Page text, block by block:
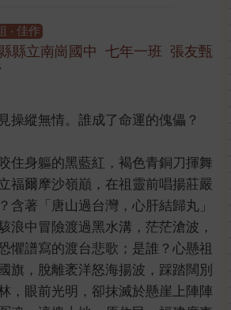
‧ 佳作
縣立南崗國中 七年一班 張友甄
操縱無情。誰成了命運的傀儡？
住身軀的黑藍紅，褐色青銅刀揮舞
福爾摩沙嶺巔，在祖靈前唱揚莊嚴
含著「唐山過台灣，心肝結歸丸」
浪中冒險渡過黑水溝，茫茫滄波，
懼譜寫的渡台悲歌；是誰？心懸祖
旗，脫離袤洋怒海揚波，踩踏闊別
，眼前光明，卻抹滅於懸崖上陣陣